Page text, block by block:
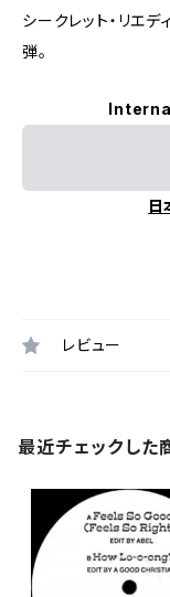
シークレット・リエ
弾。
日
レビュー
最近チェックした